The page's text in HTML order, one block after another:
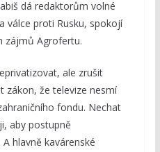
dá redaktorům volné
válce proti Rusku, spokojí
zájmů Agrofertu.
ale zrušit
zákon, že televize nesmí
fondu. Nechat
aby postupně
hlavně kavárenské